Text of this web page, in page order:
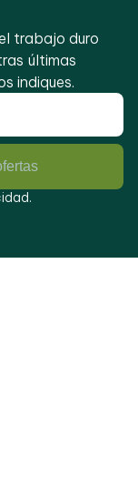
trabajo duro
últimas
indiques.
.